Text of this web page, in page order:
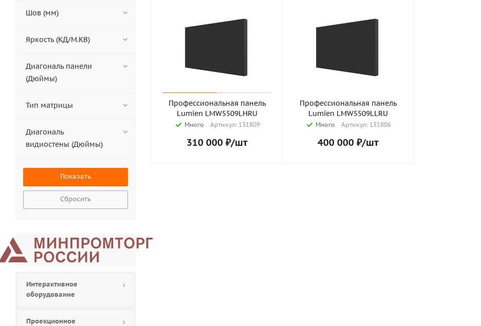
Профессиональная панель
Lumien LMW5509LHRU
Много Артикул: 131809
310 000 ₽/шт
Профессиональная панель
Lumien LMW5509LLRU
Много Артикул: 131806
400 000 ₽/шт
LigaSmart (
Lumien (6)
Panasonic (5)
Philips (
Шов (мм)
Яркость (КД/М.КВ)
Диагональ панели
(Дюймы)
Тип матрицы
Диагональ
видиостены (Дюймы)
Сбросить
Интерактивное
оборудование
Проекционное